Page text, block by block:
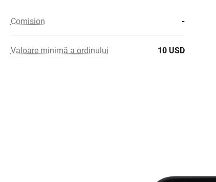
Comision -
Valoare minimă a ordinului 10 USD